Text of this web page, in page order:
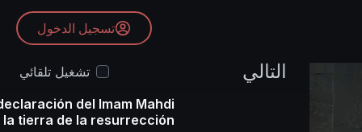
تسجيل الدخول
التالي
تشغيل تلقائي
del Imam Mahdi
tierra de la resurrección....